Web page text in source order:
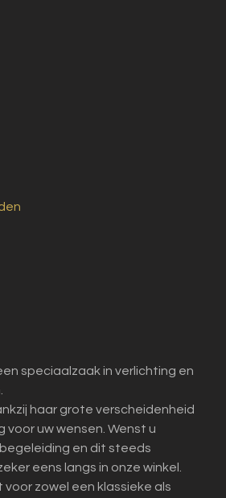
speciaalzaak in verlichting en
haar grote verscheidenheid
uw wensen. Wenst u
en dit steeds
eens langs in onze winkel.
zowel een klassieke als